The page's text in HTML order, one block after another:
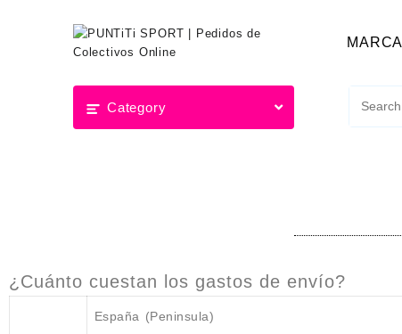
Category
¿Cuánto cuestan los gastos de envío?
España (Peninsula)